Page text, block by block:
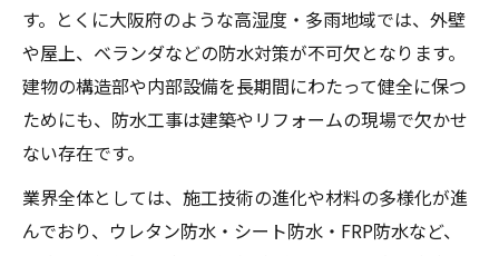
収益視点で分析する防水工事業界の現状
防水工事業界の収益構造を徹底解説
大阪府で防水屋が儲かる理由と注意点
防水工事の年収や収益性の実態とは
独立開業時の防水工事での収入目安
業界内で収益を高める戦略的防水工事
防水工事が建物管理に果たす役割とは
す。とくに大阪府のような高湿度・多雨地域では、外壁
や屋上、ベランダなどの防水対策が不可欠となります。
建物の構造部や内部設備を長期間にわたって健全に保つ
ためにも、防水工事は建築やリフォームの現場で欠かせ
ない存在です。
業界全体としては、施工技術の進化や材料の多様化が進
んでおり、ウレタン防水・シート防水・FRP防水など、